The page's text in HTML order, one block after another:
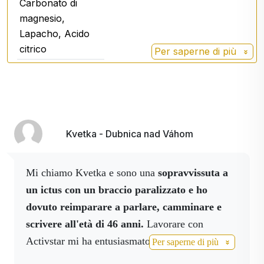
Carbonato di
magnesio,
Lapacho, Acido
citrico
contengono un gel interno
99% da acqua e per il resto da
aminoacidi, lipidi, vitamine,
enzimi, minerali, zuccheri e
altri componenti.
Ha un ruolo importante
Per saperne di più
Kvetka - Dubnica nad Váhom
Mi chiamo Kvetka e sono una sopravvissuta a
un ictus con un braccio paralizzato e ho
dovuto reimparare a parlare, camminare e
scrivere all'età di 46 anni. Lavorare con
Activstar mi ha entusiasmato dopo il primo
Per saperne di più